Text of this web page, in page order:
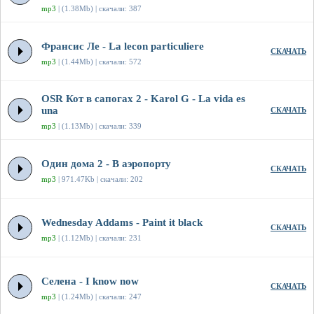
mp3 | (1.38Mb) | скачали: 387
Франсис Ле - La lecon particuliere
mp3 | (1.44Mb) | скачали: 572
СКАЧАТЬ
OSR Кот в сапогах 2 - Karol G - La vida es
una
mp3 | (1.13Mb) | скачали: 339
СКАЧАТЬ
Один дома 2 - В аэропорту
mp3 | 971.47Kb | скачали: 202
СКАЧАТЬ
Wednesday Addams - Paint it black
mp3 | (1.12Mb) | скачали: 231
СКАЧАТЬ
Селена - I know now
mp3 | (1.24Mb) | скачали: 247
СКАЧАТЬ